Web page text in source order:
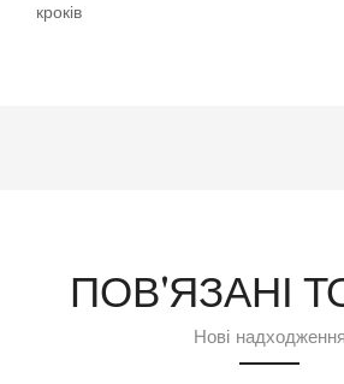
кроків
ПОВ'ЯЗАНІ
Нові надходження